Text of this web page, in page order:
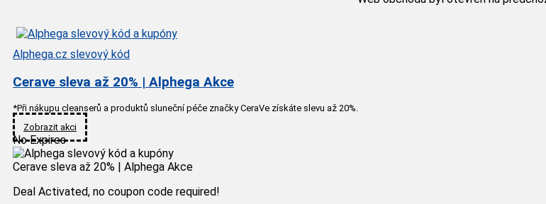
Alphega.cz slevový kód
Cerave sleva až 20% | Alphega Akce
*Při nákupu cleanserů a produktů sluneční péče značky CeraVe získáte slevu až 20%.
Zobrazit akci
No Expires
Cerave sleva až 20% | Alphega Akce
Deal Activated, no coupon code required!